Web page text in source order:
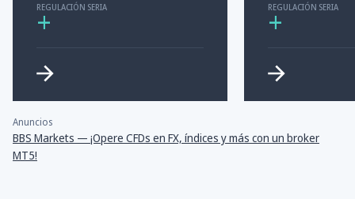
REGULACIÓN SERIA
+ REGULACIÓN SERIA
+
Anuncios
BBS Markets — ¡Opere CFDs en FX, índices y más con un broker
MT5!